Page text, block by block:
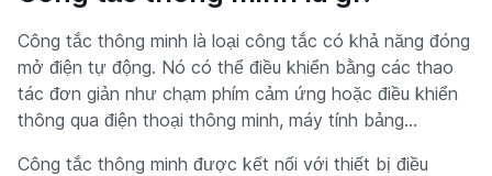
Công tắc thông minh là loại công tắc có khả năng đóng
mở điện tự động. Nó có thể điều khiển bằng các thao
tác đơn giản như chạm phím cảm ứng hoặc điều khiển
thông qua điện thoại thông minh, máy tính bảng...
Công tắc thông minh được kết nối với thiết bị điều